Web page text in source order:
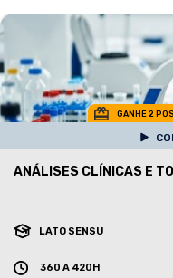
GANHE 2
ANÁLISES CLÍNICAS E
LATO SENSU
360 A 420H